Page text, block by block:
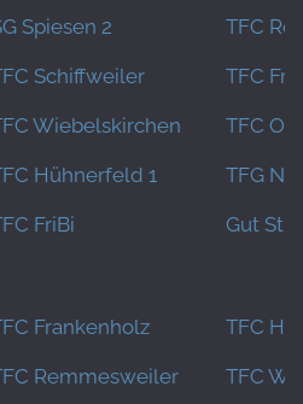
Spiesen 2 TFC
Schiffweiler TFC
Wiebelskirchen TFC
Hühnerfeld 1 TFG
FriBi Gut
Frankenholz TFC
Remmesweiler TFC